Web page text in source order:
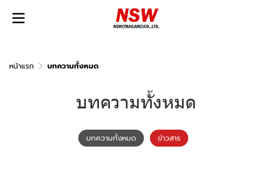
หน้าแรก บทความทั้งหมด
บทความทั้งหมด
บทความทั้งหมด ข่าวสาร